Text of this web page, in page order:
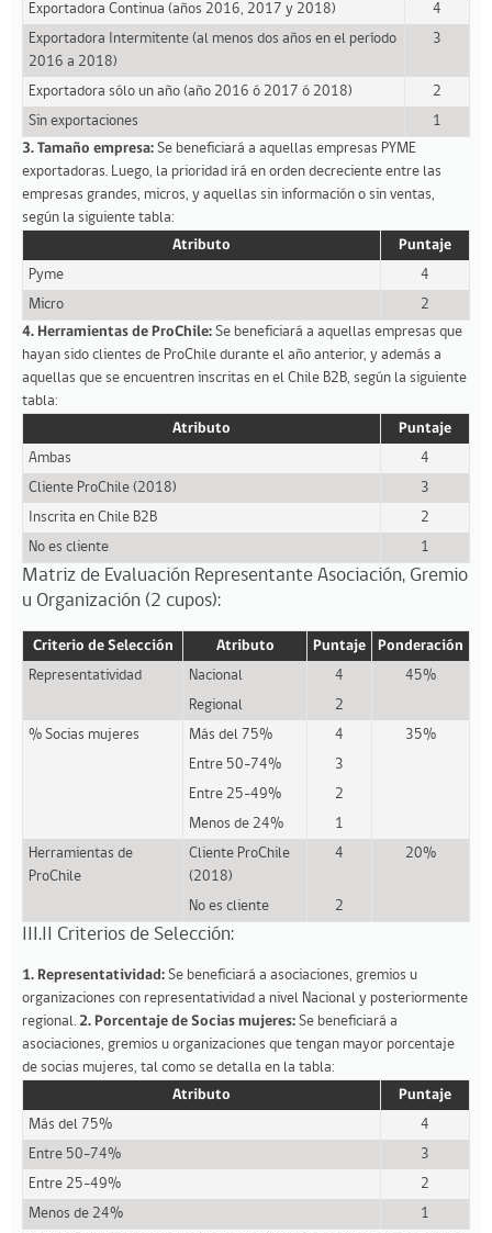
Exportadora Continua (años 2016, 2017 y 2018)
4
Exportadora Intermitente (al menos dos años en el período
2016 a 2018)
3
Exportadora sólo un año (año 2016 ó 2017 ó 2018)
2
Sin exportaciones
1
3. Tamaño empresa: Se beneficiará a aquellas empresas PYME
exportadoras. Luego, la prioridad irá en orden decreciente entre las
empresas grandes, micros, y aquellas sin información o sin ventas,
según la siguiente tabla:
Atributo
Puntaje
Pyme
4
Micro
2
4. Herramientas de ProChile: Se beneficiará a aquellas empresas que
hayan sido clientes de ProChile durante el año anterior, y además a
aquellas que se encuentren inscritas en el Chile B2B, según la siguiente
tabla:
Atributo
Puntaje
Ambas
4
Cliente ProChile (2018)
3
Inscrita en Chile B2B
2
No es cliente
1
Matriz de Evaluación Representante Asociación, Gremio
u Organización (2 cupos):
Criterio de Selección Atributo Puntaje
Ponderación
Representatividad
Nacional 4
45%
Regional
2
% Socias mujeres
Más del 75% 4
35%
Entre 50-74%
3
Entre 25-49%
2
Menos de 24%
1
Herramientas de
ProChile
Cliente ProChile
(2018)
4 20%
No es cliente 2
III.II Criterios de Selección:
1. Representatividad: Se beneficiará a asociaciones, gremios u
organizaciones con representatividad a nivel Nacional y posteriormente
regional. 2. Porcentaje de Socias mujeres: Se beneficiará a
asociaciones, gremios u organizaciones que tengan mayor porcentaje
de socias mujeres, tal como se detalla en la tabla:
Atributo
Puntaje
Más del 75%
4
Entre 50-74%
3
Entre 25-49%
2
Menos de 24%
1